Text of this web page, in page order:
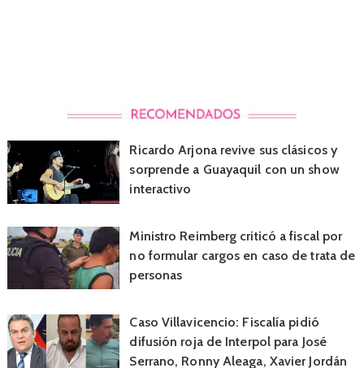
Ricardo Arjona revive sus clásicos y
sorprende a Guayaquil con un show
interactivo
Ministro Reimberg criticó a fiscal por
no formular cargos en caso de trata de
personas
Caso Villavicencio: Fiscalía pidió
difusión roja de Interpol para José
Serrano, Ronny Aleaga, Xavier Jordán